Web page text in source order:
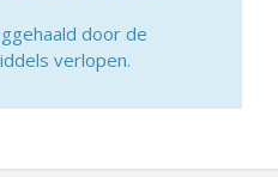
door de
verlopen.